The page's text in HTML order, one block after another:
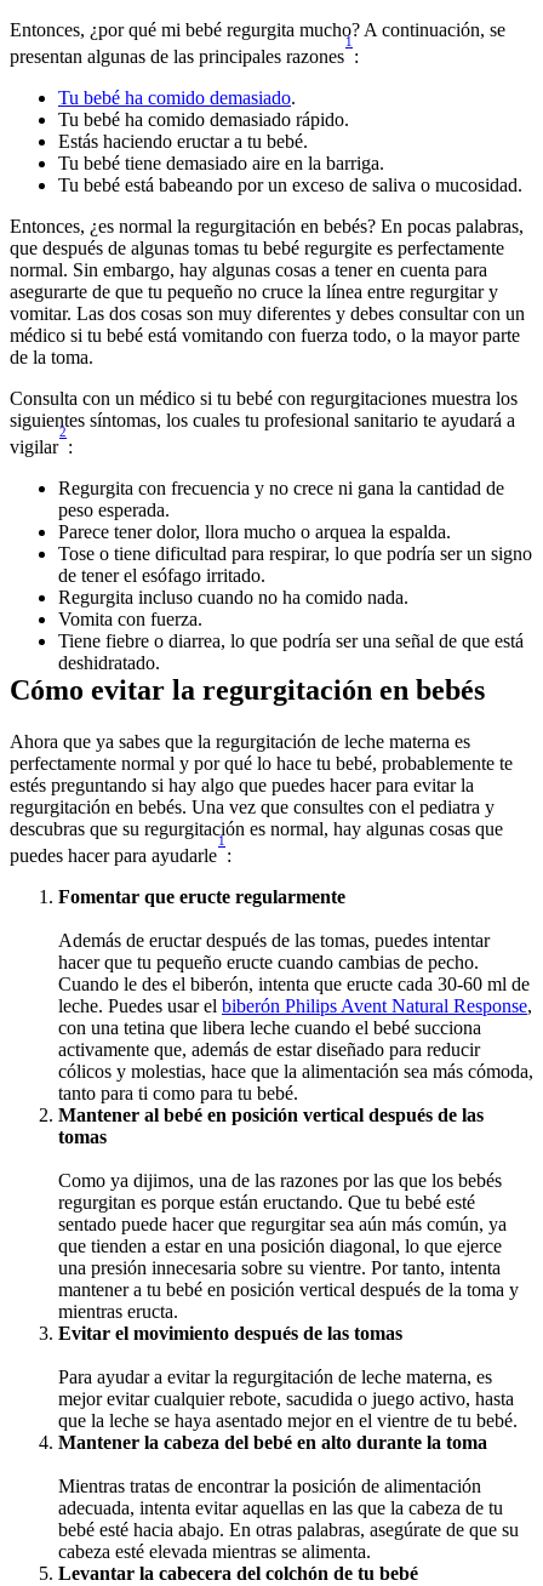
Entonces, ¿por qué mi bebé regurgita mucho? A continuación, se
presentan algunas de las principales razones
1
:
Tu bebé ha comido demasiado.
Tu bebé ha comido demasiado rápido.
Estás haciendo eructar a tu bebé.
Tu bebé tiene demasiado aire en la barriga.
Tu bebé está babeando por un exceso de saliva o mucosidad.
Entonces, ¿es normal la regurgitación en bebés? En pocas palabras,
que después de algunas tomas tu bebé regurgite es perfectamente
normal. Sin embargo, hay algunas cosas a tener en cuenta para
asegurarte de que tu pequeño no cruce la línea entre regurgitar y
vomitar. Las dos cosas son muy diferentes y debes consultar con un
médico si tu bebé está vomitando con fuerza todo, o la mayor parte
de la toma.
Consulta con un médico si tu bebé con regurgitaciones muestra los
siguientes síntomas, los cuales tu profesional sanitario te ayudará a
vigilar
2
:
Regurgita con frecuencia y no crece ni gana la cantidad de
peso esperada.
Parece tener dolor, llora mucho o arquea la espalda.
Tose o tiene dificultad para respirar, lo que podría ser un signo
de tener el esófago irritado.
Regurgita incluso cuando no ha comido nada.
Vomita con fuerza.
Tiene fiebre o diarrea, lo que podría ser una señal de que está
deshidratado.
Cómo evitar la regurgitación en bebés
Ahora que ya sabes que la regurgitación de leche materna es
perfectamente normal y por qué lo hace tu bebé, probablemente te
estés preguntando si hay algo que puedes hacer para evitar la
regurgitación en bebés. Una vez que consultes con el pediatra y
descubras que su regurgitación es normal, hay algunas cosas que
puedes hacer para ayudarle
1
:
Fomentar que eructe regularmente
Además de eructar después de las tomas, puedes intentar
hacer que tu pequeño eructe cuando cambias de pecho.
Cuando le des el biberón, intenta que eructe cada 30-60 ml de
leche. Puedes usar el biberón Philips Avent Natural Response,
con una tetina que libera leche cuando el bebé succiona
activamente que, además de estar diseñado para reducir
cólicos y molestias, hace que la alimentación sea más cómoda,
tanto para ti como para tu bebé.
Mantener al bebé en posición vertical después de las
tomas
Como ya dijimos, una de las razones por las que los bebés
regurgitan es porque están eructando. Que tu bebé esté
sentado puede hacer que regurgitar sea aún más común, ya
que tienden a estar en una posición diagonal, lo que ejerce
una presión innecesaria sobre su vientre. Por tanto, intenta
mantener a tu bebé en posición vertical después de la toma y
mientras eructa.
Evitar el movimiento después de las tomas
Para ayudar a evitar la regurgitación de leche materna, es
mejor evitar cualquier rebote, sacudida o juego activo, hasta
que la leche se haya asentado mejor en el vientre de tu bebé.
Mantener la cabeza del bebé en alto durante la toma
Mientras tratas de encontrar la posición de alimentación
adecuada, intenta evitar aquellas en las que la cabeza de tu
bebé esté hacia abajo. En otras palabras, asegúrate de que su
cabeza esté elevada mientras se alimenta.
Levantar la cabecera del colchón de tu bebé